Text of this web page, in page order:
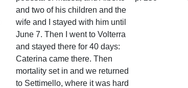
and two of his children and the
wife and I stayed with him until
June 7. Then I went to Volterra
and stayed there for 40 days:
Caterina came there. Then
mortality set in and we returned
to Settimello, where it was hard